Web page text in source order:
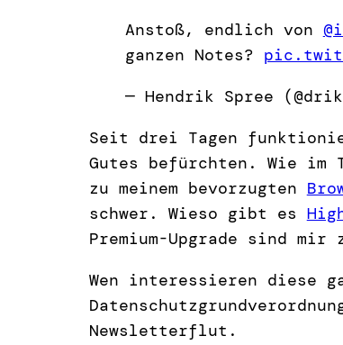
Anstoß, endlich von
ganzen Notes?
— Hendrik Spree
Seit drei Tagen
Gutes befürchten. Wie im
zu meinem bevorzugten
schwer. Wieso gibt es
Premium-Upgrade sind mir
Wen interessieren diese
Newsletterflut.